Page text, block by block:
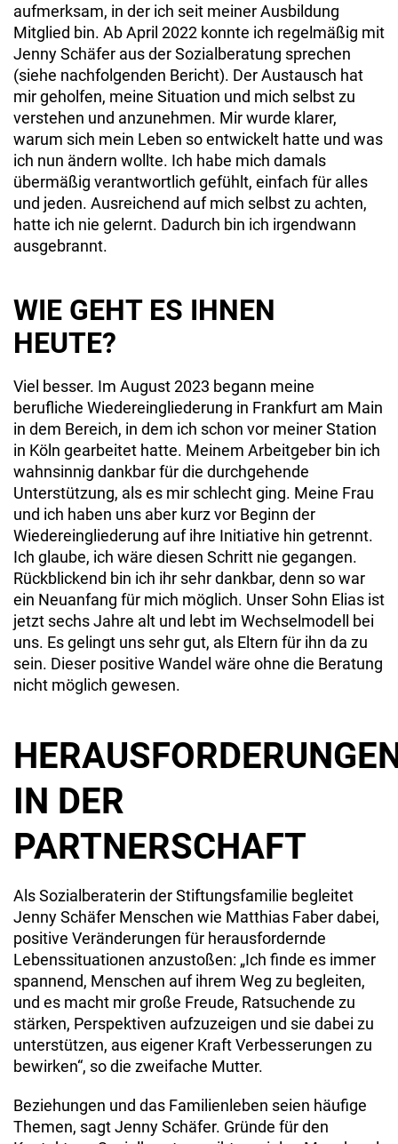
aufmerksam, in der ich seit meiner Ausbildung
Mitglied bin. Ab April 2022 konnte ich regelmäßig mit
Jenny Schäfer aus der Sozialberatung sprechen
(siehe nachfolgenden Bericht). Der Austausch hat
mir geholfen, meine Situation und mich selbst zu
verstehen und anzunehmen. Mir wurde klarer,
warum sich mein Leben so entwickelt hatte und was
ich nun ändern wollte. Ich habe mich damals
übermäßig verantwortlich gefühlt, einfach für alles
und jeden. Ausreichend auf mich selbst zu achten,
hatte ich nie gelernt. Dadurch bin ich irgendwann
ausgebrannt.
WIE GEHT ES IHNEN
HEUTE?
Viel besser. Im August 2023 begann meine
berufliche Wiedereingliederung in Frankfurt am Main
in dem Bereich, in dem ich schon vor meiner Station
in Köln gearbeitet hatte. Meinem Arbeitgeber bin ich
wahnsinnig dankbar für die durchgehende
Unterstützung, als es mir schlecht ging. Meine Frau
und ich haben uns aber kurz vor Beginn der
Wiedereingliederung auf ihre Initiative hin getrennt.
Ich glaube, ich wäre diesen Schritt nie gegangen.
Rückblickend bin ich ihr sehr dankbar, denn so war
ein Neuanfang für mich möglich. Unser Sohn Elias ist
jetzt sechs Jahre alt und lebt im Wechselmodell bei
uns. Es gelingt uns sehr gut, als Eltern für ihn da zu
sein. Dieser positive Wandel wäre ohne die Beratung
nicht möglich gewesen.
IN DER
PARTNERSCHAFT
Als Sozialberaterin der Stiftungsfamilie begleitet
Jenny Schäfer Menschen wie Matthias Faber dabei,
positive Veränderungen für herausfordernde
Lebenssituationen anzustoßen: „Ich finde es immer
spannend, Menschen auf ihrem Weg zu begleiten,
und es macht mir große Freude, Ratsuchende zu
stärken, Perspektiven aufzuzeigen und sie dabei zu
unterstützen, aus eigener Kraft Verbesserungen zu
bewirken“, so die zweifache Mutter.
Beziehungen und das Familienleben seien häufige
Themen, sagt Jenny Schäfer. Gründe für den